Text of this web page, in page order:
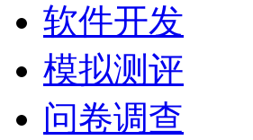
软件开发
模拟测评
问卷调查